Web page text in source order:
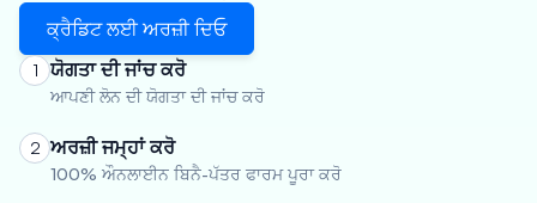
ਕ੍ਰੈਡਿਟ ਲਈ ਅਰਜ਼ੀ ਦਿਓ
1 ਯੋਗਤਾ ਦੀ ਜਾਂਚ ਕਰੋ
ਆਪਣੀ ਲੋਨ ਦੀ ਯੋਗਤਾ ਦੀ ਜਾਂਚ ਕਰੋ
2 ਅਰਜ਼ੀ ਜਮ੍ਹਾਂ ਕਰੋ
100% ਔਨਲਾਈਨ ਬਿਨੈ-ਪੱਤਰ ਫਾਰਮ ਪੂਰਾ ਕਰੋ